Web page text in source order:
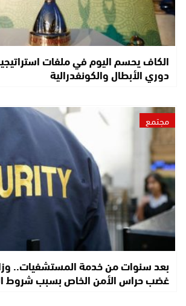
الكاف يحسم اليوم في ملفات
دوري الأبطال والكونفدرالية
مجتمع
بعد سنوات من خدمة المستشفيات..
غضب حراس الأمن الخاص بسبب شروط